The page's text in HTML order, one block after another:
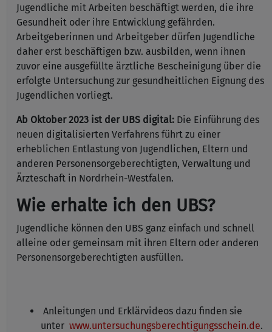
Jugendliche mit Arbeiten beschäftigt werden, die ihre
Gesundheit oder ihre Entwicklung gefährden.
Arbeitgeberinnen und Arbeitgeber dürfen Jugendliche
daher erst beschäftigen bzw. ausbilden, wenn ihnen
zuvor eine ausgefüllte ärztliche Bescheinigung über die
erfolgte Untersuchung zur gesundheitlichen Eignung des
Jugendlichen vorliegt.
Ab Oktober 2023 ist der UBS digital: Die Einführung des
neuen digitalisierten Verfahrens führt zu einer
erheblichen Entlastung von Jugendlichen, Eltern und
anderen Personensorgeberechtigten, Verwaltung und
Ärzteschaft in Nordrhein-Westfalen.
Wie erhalte ich den UBS?
Jugendliche können den UBS ganz einfach und schnell
alleine oder gemeinsam mit ihren Eltern oder anderen
Personensorgeberechtigten ausfüllen.
Anleitungen und Erklärvideos dazu finden sie
unter www.untersuchungsberechtigungsschein.de.